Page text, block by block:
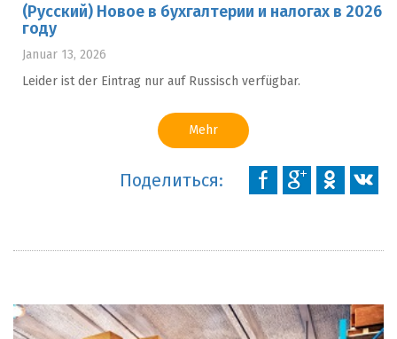
(Русский) Новое в бухгалтерии и налогах в 2026
году
Januar 13, 2026
Leider ist der Eintrag nur auf Russisch verfügbar.
Mehr
Поделиться: